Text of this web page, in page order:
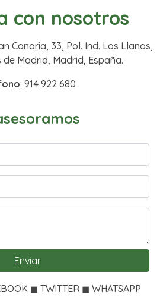
con nosotros
Canaria, 33, Pol. Ind. Los Llanos,
de Madrid, Madrid, España.
: 914 922 680
Enviar
◼ TWITTER ◼ WHATSAPP